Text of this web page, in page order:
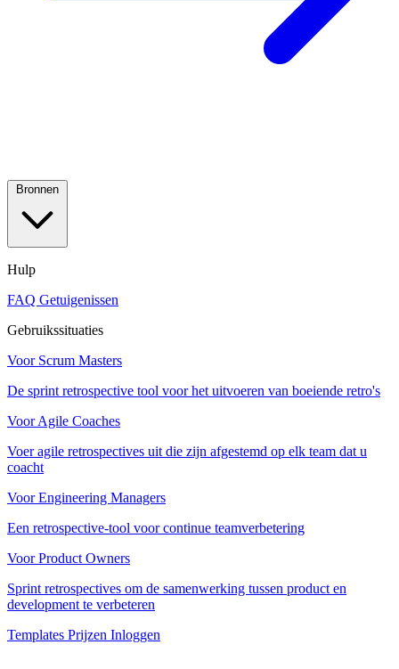
Hulp
FAQ Getuigenissen
Gebruikssituaties
Voor Scrum Masters
De sprint retrospective tool voor het uitvoeren van boeiende retro's
Voor Agile Coaches
Voer agile retrospectives uit die zijn afgestemd op elk team dat u
coacht
Voor Engineering Managers
Een retrospective-tool voor continue teamverbetering
Voor Product Owners
Sprint retrospectives om de samenwerking tussen product en
development te verbeteren
Templates Prijzen Inloggen